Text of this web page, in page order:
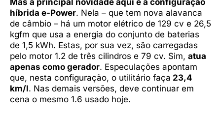
híbrida e-Power. Nela – que tem nova alavanca
de câmbio – há um motor elétrico de 129 cv e 26,5
kgfm que usa a energia do conjunto de baterias
de 1,5 kWh. Estas, por sua vez, são carregadas
pelo motor 1.2 de três cilindros e 79 cv. Sim, atua
apenas como gerador. Especulações apontam
que, nesta configuração, o utilitário faça 23,4
km/l. Nas demais versões, deve continuar em
cena o mesmo 1.6 usado hoje.